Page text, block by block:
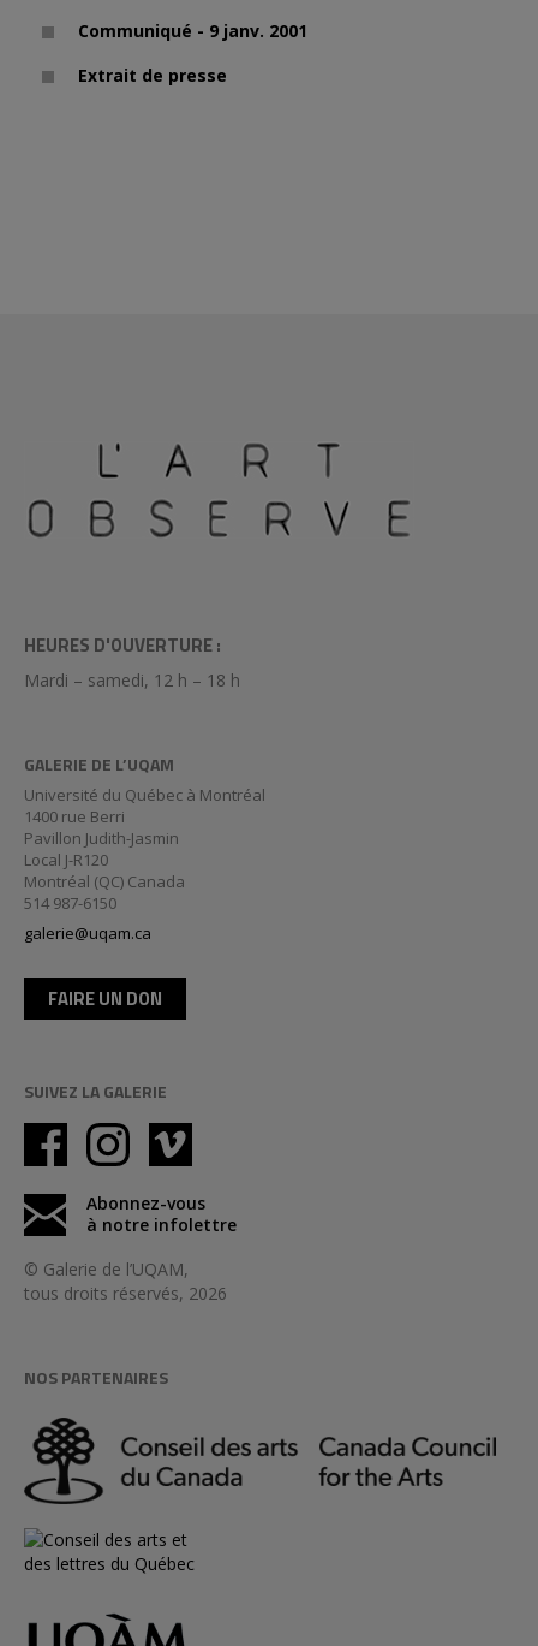
Communiqué - 9 janv. 2001
Extrait de presse
HEURES D'OUVERTURE :
Mardi – samedi, 12 h – 18 h
GALERIE DE L’UQAM
Université du Québec à Montréal
1400 rue Berri
Pavillon Judith-Jasmin
Local J-R120
Montréal (QC) Canada
514 987-6150
galerie@uqam.ca
FAIRE UN DON
SUIVEZ LA GALERIE
Abonnez-vous
à notre infolettre
© Galerie de l’UQAM,
tous droits réservés, 2026
NOS PARTENAIRES